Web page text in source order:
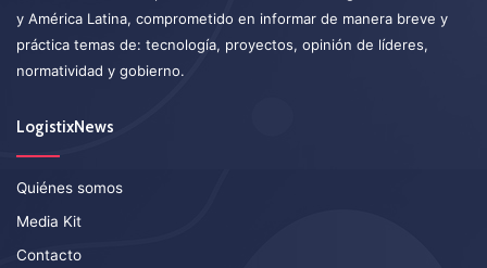
y América Latina, comprometido en informar de manera breve y
práctica temas de: tecnología, proyectos, opinión de líderes,
normatividad y gobierno.
LogistixNews
Quiénes somos
Media Kit
Contacto